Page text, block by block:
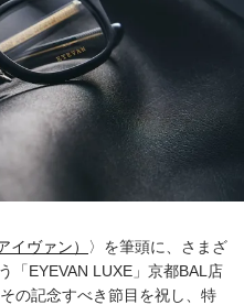
イヴァン）
〉を筆頭に、さまざ
「EYEVAN LUXE」京都BAL店
の記念すべき節目を祝し、特